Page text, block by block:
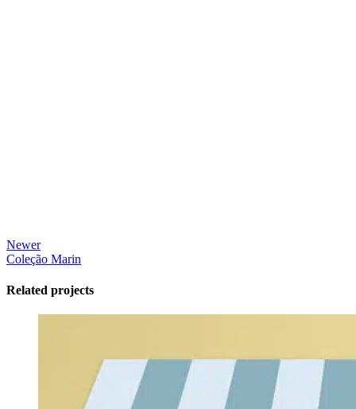
Newer
Coleção Marin
Related projects